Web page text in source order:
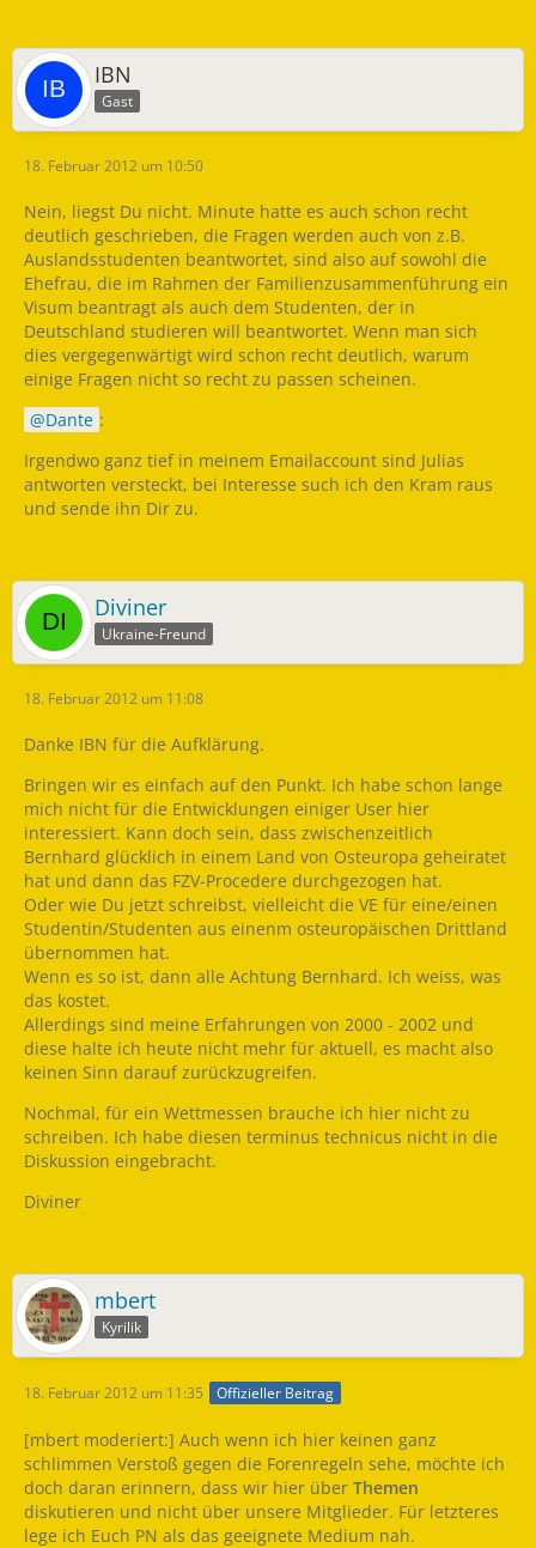
IBN
Gast
18. Februar 2012 um 10:50
Nein, liegst Du nicht. Minute hatte es auch schon recht
deutlich geschrieben, die Fragen werden auch von z.B.
Auslandsstudenten beantwortet, sind also auf sowohl die
Ehefrau, die im Rahmen der Familienzusammenführung ein
Visum beantragt als auch dem Studenten, der in
Deutschland studieren will beantwortet. Wenn man sich
dies vergegenwärtigt wird schon recht deutlich, warum
einige Fragen nicht so recht zu passen scheinen.
Dante :
Irgendwo ganz tief in meinem Emailaccount sind Julias
antworten versteckt, bei Interesse such ich den Kram raus
und sende ihn Dir zu.
Diviner
Ukraine-Freund
18. Februar 2012 um 11:08
Danke IBN für die Aufklärung.
Bringen wir es einfach auf den Punkt. Ich habe schon lange
mich nicht für die Entwicklungen einiger User hier
interessiert. Kann doch sein, dass zwischenzeitlich
Bernhard glücklich in einem Land von Osteuropa geheiratet
hat und dann das FZV-Procedere durchgezogen hat.
Oder wie Du jetzt schreibst, vielleicht die VE für eine/einen
Studentin/Studenten aus einenm osteuropäischen Drittland
übernommen hat.
Wenn es so ist, dann alle Achtung Bernhard. Ich weiss, was
das kostet.
Allerdings sind meine Erfahrungen von 2000 - 2002 und
diese halte ich heute nicht mehr für aktuell, es macht also
keinen Sinn darauf zurückzugreifen.
Nochmal, für ein Wettmessen brauche ich hier nicht zu
schreiben. Ich habe diesen terminus technicus nicht in die
Diskussion eingebracht.
Diviner
mbert
Kyrilik
18. Februar 2012 um 11:35 Offizieller Beitrag
[mbert moderiert:] Auch wenn ich hier keinen ganz
schlimmen Verstoß gegen die Forenregeln sehe, möchte ich
doch daran erinnern, dass wir hier über Themen
diskutieren und nicht über unsere Mitglieder. Für letzteres
lege ich Euch PN als das geeignete Medium nah.